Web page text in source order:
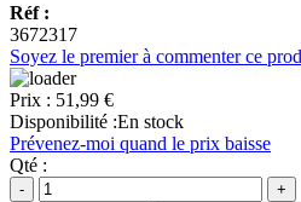
Réf :
3672317
Soyez le premier à commenter ce
Prix : 51,99 €
Disponibilité :En stock
Prévenez-moi quand le prix baisse
Qté :
-
+